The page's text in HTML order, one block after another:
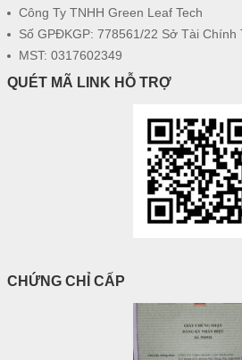
Công Ty TNHH Green Leaf Tech
Số GPĐKGP: 778561/22 Sở Tài Chính
MST: 0317602349
QUÉT MÃ LINK HỖ TRỢ
CHỨNG CHỈ CẤP